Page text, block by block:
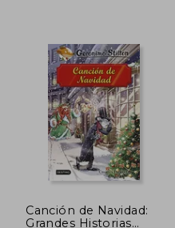
45%
dcto. $ 16.40
Canción de Navidad:
Grandes Historias